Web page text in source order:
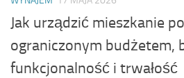
Jak urządzić mieszkanie
ograniczonym budżetem,
funkcjonalność i trwałość